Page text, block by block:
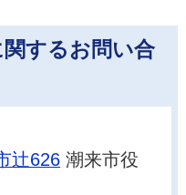
するお問い合
辻626 潮来市役